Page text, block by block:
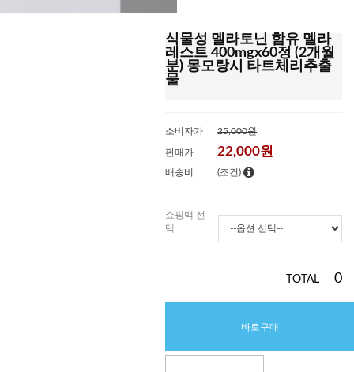
식물성 멜라토닌 함유 멜라
레스트 400mgx60정 (2개월
분) 몽모랑시 타트체리추출
물
소비자가 25,000원
판매가 22,000원
배송비 (조건)
쇼핑백 선
택
TOTAL 0
바로구매